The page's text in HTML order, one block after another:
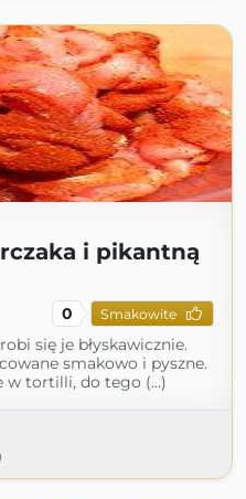
i pikantną
0 Smakowite
się je błyskawicznie.
smakowo i pyszne.
w tortilli, do tego (...)